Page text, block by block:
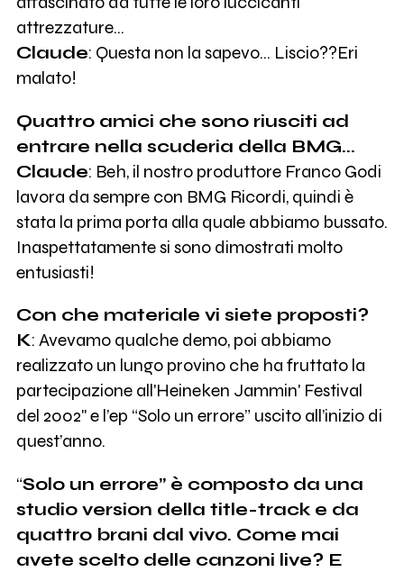
attrezzature…
Claude: Questa non la sapevo... Liscio??Eri
malato!
Quattro amici che sono riusciti ad
entrare nella scuderia della BMG...
Claude: Beh, il nostro produttore Franco Godi
lavora da sempre con BMG Ricordi, quindi è
stata la prima porta alla quale abbiamo bussato.
Inaspettatamente si sono dimostrati molto
entusiasti!
Con che materiale vi siete proposti?
K: Avevamo qualche demo, poi abbiamo
realizzato un lungo provino che ha fruttato la
partecipazione all'Heineken Jammin' Festival
del 2002" e l’ep “Solo un errore” uscito all’inizio di
quest’anno.
“Solo un errore” è composto da una
studio version della title-track e da
quattro brani dal vivo. Come mai
avete scelto delle canzoni live? E